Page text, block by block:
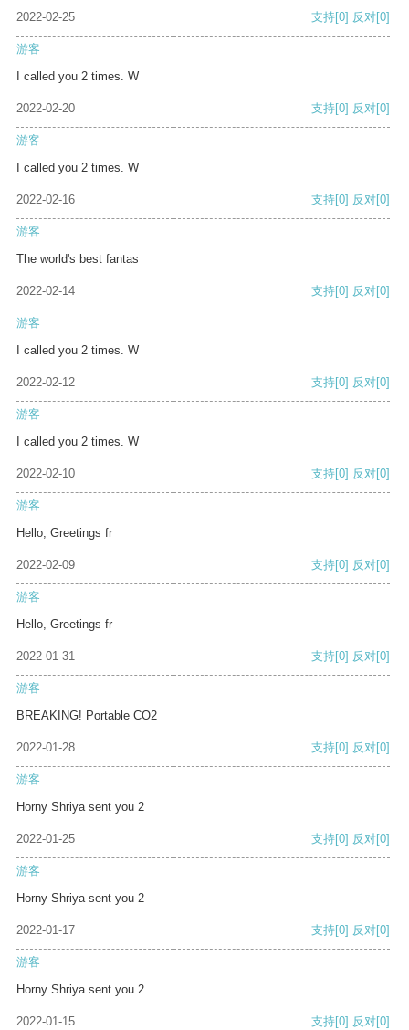
2022-02-25 支持[0] 反对[0]
游客
I called you 2 times. W
2022-02-20 支持[0] 反对[0]
游客
I called you 2 times. W
2022-02-16 支持[0] 反对[0]
游客
The world's best fantas
2022-02-14 支持[0] 反对[0]
游客
I called you 2 times. W
2022-02-12 支持[0] 反对[0]
游客
I called you 2 times. W
2022-02-10 支持[0] 反对[0]
游客
Hello, Greetings fr
2022-02-09 支持[0] 反对[0]
游客
Hello, Greetings fr
2022-01-31 支持[0] 反对[0]
游客
BREAKING! Portable CO2
2022-01-28 支持[0] 反对[0]
游客
Horny Shriya sent you 2
2022-01-25 支持[0] 反对[0]
游客
Horny Shriya sent you 2
2022-01-17 支持[0] 反对[0]
游客
Horny Shriya sent you 2
2022-01-15 支持[0] 反对[0]